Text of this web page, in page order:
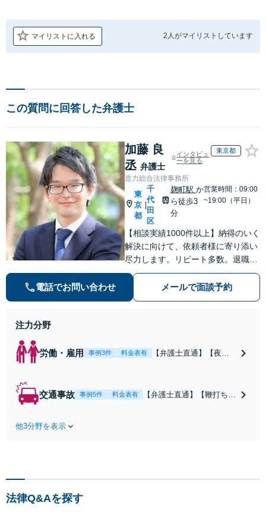
マイリストに入れる 2人がマイリストしています
この質問に回答した弁護士
加藤 良
丞 弁護士
インタビュ
ーを見る
東京都
造力総合法律事務所
東
京
都
千
代
田
区
麹町駅か
ら徒歩3
分
営業時間：09:00
~19:00（平日）
【相談実績1000件以上】納得のいく
解決に向けて、依頼者様に寄り添い
尽力します。リピート多数。退職勧
奨の解決金を3倍にした事例など、
労働分野に強み。後々「相談してお
けばよかった」と後悔しないために
電話でお問い合わせ メールで面談予約
注力分野
労働・雇用 事例3件 料金表有
【弁護士直通】【夜
で。退職勧奨の解決金
交通事故 事例5件 料金表有
【弁護士直通】【鞭打ち等
こともあります。経験豊富
他3分野を表示
法律Q&Aを探す